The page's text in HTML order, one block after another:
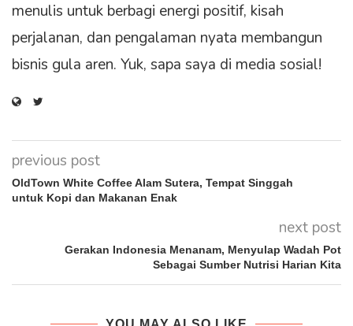
menulis untuk berbagi energi positif, kisah
perjalanan, dan pengalaman nyata membangun
bisnis gula aren. Yuk, sapa saya di media sosial!
previous post
OldTown White Coffee Alam Sutera, Tempat Singgah
untuk Kopi dan Makanan Enak
next post
Gerakan Indonesia Menanam, Menyulap Wadah Pot
Sebagai Sumber Nutrisi Harian Kita